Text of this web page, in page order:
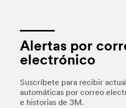
Alertas por
electrónico
Suscríbete para recibir
automáticas por correo
e historias de 3M.